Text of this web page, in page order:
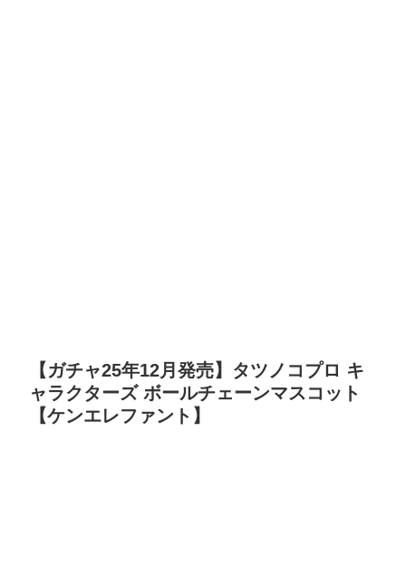
【ガチャ25年12月発売】タツノコプロ キ
ャラクターズ ボールチェーンマスコット
【ケンエレファント】